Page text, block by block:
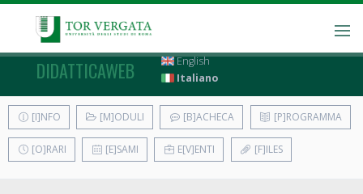
DIDATTICAWEB
English
Italiano
[I]NFO [M]ODULI [B]ACHECA [P]ROGRAMMA
[O]RARI [E]SAMI E[V]ENTI [F]ILES